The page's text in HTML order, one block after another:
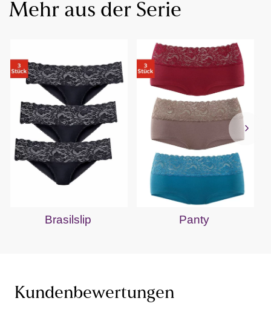
Mehr aus der Serie
Brasilslip Panty
Kundenbewertungen